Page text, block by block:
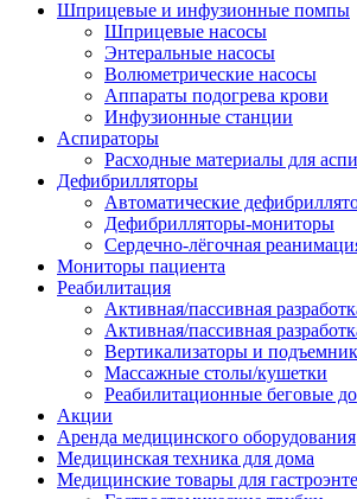
Шприцевые и инфузионные помпы
Шприцевые насосы
Энтеральные насосы
Волюметрические насосы
Аппараты подогрева крови
Инфузионные станции
Аспираторы
Расходные материалы для
Дефибрилляторы
Автоматические
Дефибрилляторы-мониторы
Сердечно-лёгочная
Мониторы пациента
Реабилитация
Активная/пассивная
Активная/пассивная
Вертикализаторы и
Массажные столы/кушетки
Реабилитационные беговые
Акции
Аренда медицинского оборудования
Медицинская техника для дома
Медицинские товары для